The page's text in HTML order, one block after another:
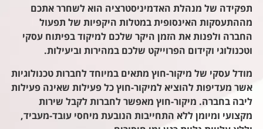
תפקידה של מנהלת האדמיניסטרציה הוא לשחרר אתכם
מההתעסקות האינסופית במטלות היקפיות של תפעול
החברה ולפנות את הזמן היקר שלכם למיקוד בפיתוח עסקי
וטכנולוגי וקידום הפרוייקט שלכם במהירות וביעילות.
מודל עסקי של מיקור-חוץ מתאים במיוחד לחברות טכנולוגיות
אשר מעדיפות להוציא למיקור-חוץ כל פעילות שאינה פעילות
ליבה בחברה. מיקור-חוץ מאפשר לחברות לקבל שירות
מקצועי ומיומן ללא התחייבות הנובעת מיחסי עובד-מעביד,